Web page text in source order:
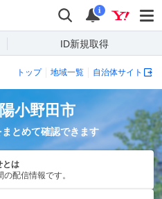
検索 通知
i
ID新規取得
トップ 地域一覧 自治体サイト
小野田市
とめて確認できます
とは
配信情報です。